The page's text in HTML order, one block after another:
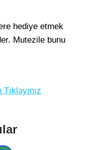
hediye etmek
Mutezile bunu